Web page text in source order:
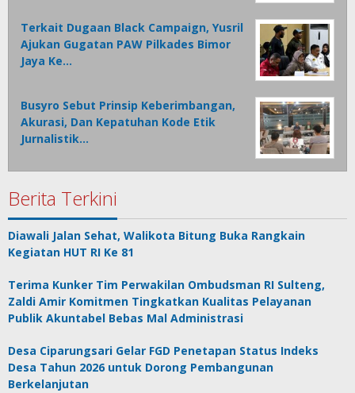
Terkait Dugaan Black Campaign, Yusril
Ajukan Gugatan PAW Pilkades Bimor
Jaya Ke…
Busyro Sebut Prinsip Keberimbangan,
Akurasi, Dan Kepatuhan Kode Etik
Jurnalistik…
Berita Terkini
Diawali Jalan Sehat, Walikota Bitung Buka Rangkain
Kegiatan HUT RI Ke 81
Terima Kunker Tim Perwakilan Ombudsman RI Sulteng,
Zaldi Amir Komitmen Tingkatkan Kualitas Pelayanan
Publik Akuntabel Bebas Mal Administrasi
Desa Ciparungsari Gelar FGD Penetapan Status Indeks
Desa Tahun 2026 untuk Dorong Pembangunan
Berkelanjutan